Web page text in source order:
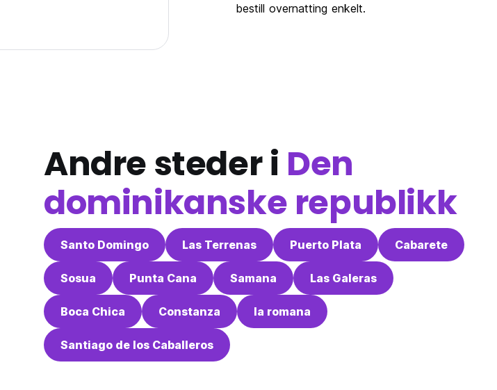
bestill overnatting enkelt.
Andre steder i Den
dominikanske republikk
Santo Domingo Las Terrenas Puerto Plata Cabarete
Sosua Punta Cana Samana Las Galeras
Boca Chica Constanza la romana
Santiago de los Caballeros